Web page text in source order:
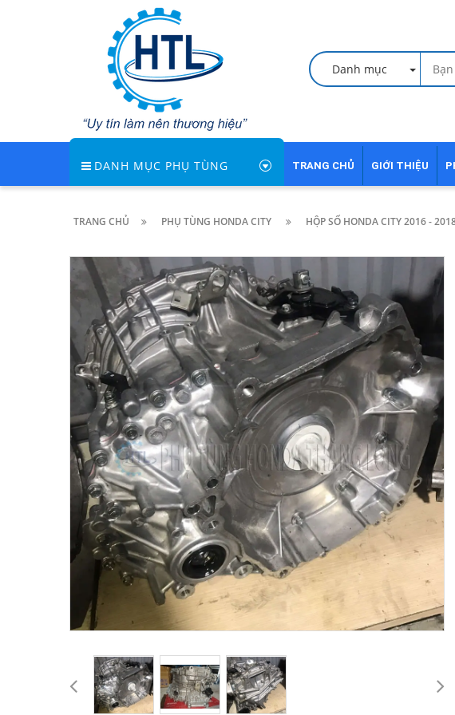
Danh mục
DANH MỤC PHỤ TÙNG TRANG CHỦ GIỚI THIỆU
TRANG CHỦ PHỤ TÙNG HONDA CITY HỘP SỐ HONDA CITY 2016 -